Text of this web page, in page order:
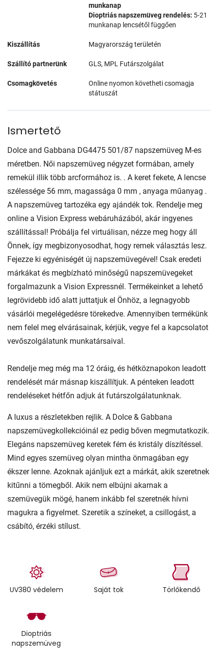
munkanap
Dioptriás napszemüveg rendelés: 5-21
munkanap lencsétől függően
Kiszállítás Magyarország területén
Szállító partnerünk GLS, MPL Futárszolgálat
Csomagkövetés
Online nyomon követheti csomagja
státuszát
Ismertető
Dolce and Gabbana DG4475 501/87 napszemüveg M-es
méretben. Női napszemüveg négyzet formában, amely
remekül illik több arcformához is. . A keret fekete, A lencse
szélessége 56 mm, magassága 0 mm , anyaga műanyag .
A napszemüveg tartozéka egy ajándék tok. Rendelje meg
online a Vision Express webáruházából, akár ingyenes
szállítással! Próbálja fel virtuálisan, nézze meg hogy áll
Önnek, így megbizonyosodhat, hogy remek választás lesz.
Fejezze ki egyéniségét új napszemüvegével! Csak eredeti
márkákat és megbízható minőségű napszemüvegeket
forgalmazunk a Vision Expressnél. Termékeinket a lehető
legrövidebb idő alatt juttatjuk el Önhöz, a legnagyobb
vásárlói megelégedésre törekedve. Amennyiben termékünk
nem felel meg elvárásainak, kérjük, vegye fel a kapcsolatot
vevőszolgálatunk munkatársaival.
Rendelje meg még ma 12 óráig, és hétköznapokon leadott
rendelését már másnap kiszállítjuk. A pénteken leadott
rendeléseket hétfőn adjuk át futárszolgálatunknak.
A luxus a részletekben rejlik. A Dolce & Gabbana
napszemüvegkollekcióinál ez pedig bőven megmutatkozik.
Elegáns napszemüveg keretek fém és kristály díszítéssel.
Mind egyes szemüveg olyan mintha önmagában egy
ékszer lenne. Azoknak ajánljuk ezt a márkát, akik szeretnek
kitűnni a tömegből. Akik nem elbújni akarnak a
szemüvegük mögé, hanem inkább fel szeretnék hívni
magukra a figyelmet. Szeretik a színeket, a csillogást, a
csábító, érzéki stílust.
UV380 védelem Saját tok Törlőkendő
Dioptriás
napszemüveg